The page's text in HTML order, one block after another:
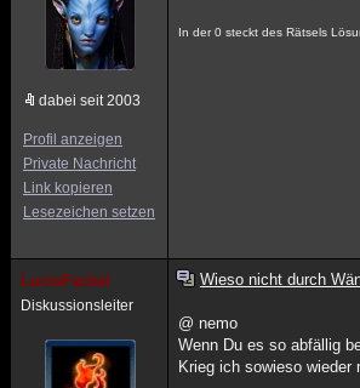
dabei seit 2003
Profil anzeigen
Private Nachricht
Link kopieren
Lesezeichen setzen
In der 0 steckt des Rätsels
LuciaFackel
Diskussionsleiter
Wieso nicht durch
@ nemo
Wenn Du es so abfällig
Krieg ich sowieso